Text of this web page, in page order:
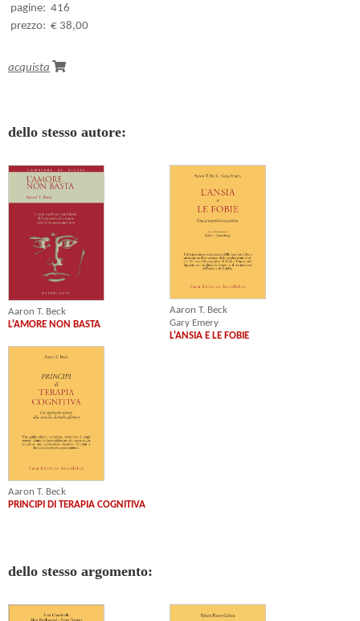
pagine: 416
prezzo: € 38,00
acquista
dello stesso autore:
Aaron T. Beck
L'AMORE NON BASTA
Aaron T. Beck
Gary Emery
L'ANSIA E LE FOBIE
Aaron T. Beck
PRINCIPI DI TERAPIA COGNITIVA
dello stesso argomento: